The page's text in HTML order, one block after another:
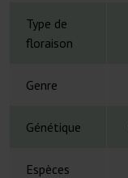
Type de
floraison
Genre
Génétique
Espèces